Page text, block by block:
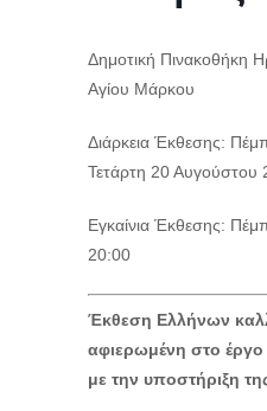
Δημοτική Πινακοθήκη
Αγίου Μάρκου
Διάρκεια Έκθεσης:
Τετάρτη 20 Αυγούστου
Εγκαίνια Έκθεσης:
20:00
Έκθεση Ελλήνων
αφιερωμένη στο
με την υποστήριξη